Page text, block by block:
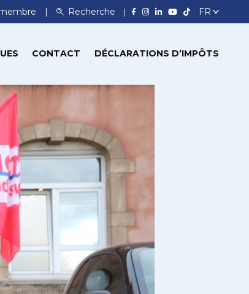
Recherche
CONTACT DÉCLARATIONS D’IMPÔTS